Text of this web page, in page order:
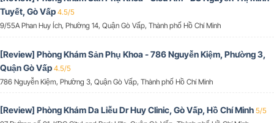
Tuyết, Gò Vấp 4.5/5
9/55A Phan Huy Ích, Phường 14, Quận Gò Vấp, Thành phố Hồ Chí Minh
[Review] Phòng Khám Sản Phụ Khoa - 786 Nguyễn Kiệm, Phường 3,
Quận Gò Vấp 4.5/5
786 Nguyễn Kiệm, Phường 3, Quận Gò Vấp, Thành phố Hồ Chí Minh
[Review] Phòng Khám Da Liễu Dr Huy Clinic, Gò Vấp, Hồ Chí Minh 5/5